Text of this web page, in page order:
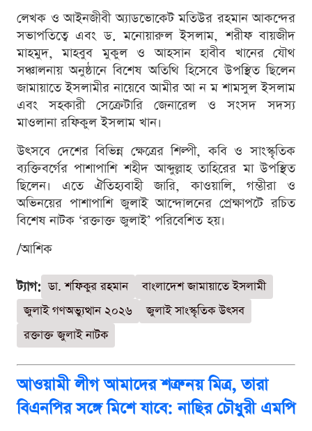
লেখক ও আইনজীবী অ্যাডভোকেট মতিউর রহমান আকন্দের
সভাপতিত্বে এবং ড. মনোয়ারুল ইসলাম, শরীফ বায়জীদ
মাহমুদ, মাহবুব মুকুল ও আহসান হাবীব খানের যৌথ
সঞ্চালনায় অনুষ্ঠানে বিশেষ অতিথি হিসেবে উপস্থিত ছিলেন
জামায়াতে ইসলামীর নায়েবে আমীর আ ন ম শামসুল ইসলাম
এবং সহকারী সেক্রেটারি জেনারেল ও সংসদ সদস্য
মাওলানা রফিকুল ইসলাম খান।
উৎসবে দেশের বিভিন্ন ক্ষেত্রের শিল্পী, কবি ও সাংস্কৃতিক
ব্যক্তিবর্গের পাশাপাশি শহীদ আব্দুল্লাহ তাহিরের মা উপস্থিত
ছিলেন। এতে ঐতিহ্যবাহী জারি, কাওয়ালি, গম্ভীরা ও
অভিনয়ের পাশাপাশি জুলাই আন্দোলনের প্রেক্ষাপটে রচিত
বিশেষ নাটক ‘রক্তাক্ত জুলাই’ পরিবেশিত হয়।
/আশিক
ট্যাগ: ডা. শফিকুর রহমান
বাংলাদেশ জামায়াতে ইসলামী
জুলাই গণঅভ্যুত্থান ২০২৬
জুলাই সাংস্কৃতিক উৎসব
রক্তাক্ত জুলাই নাটক
আওয়ামী লীগ আমাদের শত্রু নয় মিত্র, তারা
বিএনপির সঙ্গে মিশে যাবে: নাছির চৌধুরী এমপি